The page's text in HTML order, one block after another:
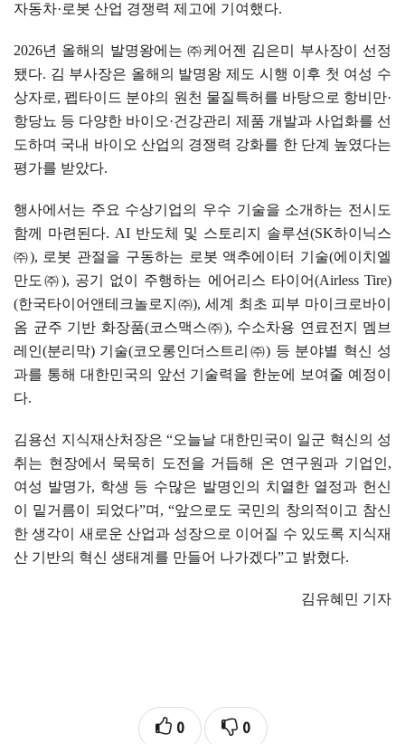
자동차· 로봇 산업 경쟁력 제고에 기여했다.
2026년 올해의 발명왕에는㈜케어젠 김은미 부사장이 선정
됐다. 김 부사장은 올해의 발명왕 제도 시행 이후 첫 여성 수
상자로,펩타이드 분야의 원천 물질특허를 바탕으로 항비만·
항당뇨 등 다양한 바이오·건강관리 제품 개발과 사업화를 선
도하며 국내 바이오 산업의 경쟁력 강화를 한 단계 높였다는
평가를 받았다.
행사에서는 주요 수상기업의 우수 기술을 소개하는 전시도
함께 마련된다. AI 반도체 및 스토리지 솔루션(SK하이닉스
㈜), 로봇 관절을 구동하는 로봇 액추에이터 기술(에이치엘
만도 ㈜), 공기 없이 주행하는 에어리스 타이어(Airless Tire)
(한국타이어앤테크놀로지 ㈜),세계 최초 피부 마이크로바이
옴 균주 기반 화장품(코스맥스㈜), 수소차용 연료전지 멤브
레인(분리막) 기술(코오롱인더스트리 ㈜) 등 분야별 혁신 성
과를 통해 대한민국의 앞선 기술력을 한눈에 보여줄 예정이
다.
김용선 지식재산처장은 “오늘날 대한민국이 일군 혁신의 성
취는 현장에서 묵묵히 도전을 거듭해 온 연구원과 기업인,
여성 발명가, 학생 등 수많은 발명인의 치열한 열정과 헌신
이 밑거름이 되었다”며 , “앞으로도 국민의 창의적이고 참신
한 생각이 새로운 산업과 성장으로 이어질 수 있도록 지식재
산 기반의 혁신 생태계를 만들어 나가겠다”고 밝혔다.
김유혜민 기자
0 0